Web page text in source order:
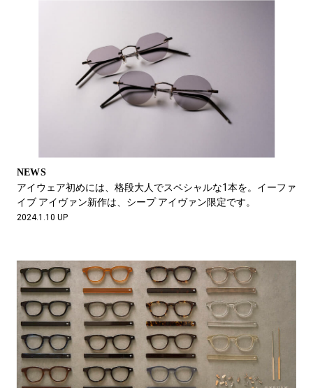
NEWS
アイウェア初めには、格段大人でスペシャルな1本を。イーファ
イブ アイヴァン新作は、シープ アイヴァン限定です。
2024.1.10 UP